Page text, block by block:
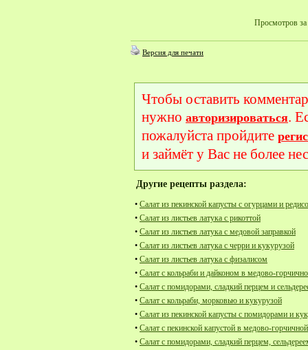
Просмотров за
Версия для печати
Чтобы оставить
нужно авторизироваться.
пожалуйста пройдите
и займёт у Вас не более
Другие рецепты раздела:
• Салат из пекинской капусты с огурцами и
• Салат из листьев латука с рикоттой
• Салат из листьев латука с медовой заправкой
• Салат из листьев латука с черри и кукурузой
• Салат из листьев латука с физалисом
• Салат с кольраби и дайконом в медово-
• Салат с помидорами, сладкий перцем и
• Салат с кольраби, морковью и кукурузой
• Салат из пекинской капусты с помидорами и
• Салат с пекинской капустой в медово-
• Салат с помидорами, сладкий перцем,